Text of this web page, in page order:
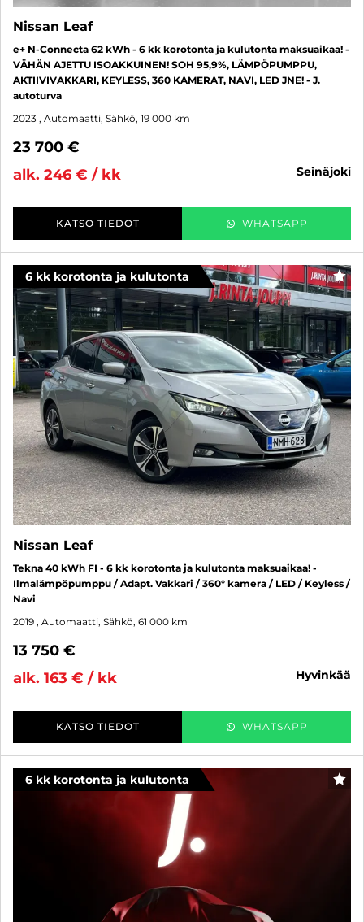
Nissan Leaf
e+ N-Connecta 62 kWh - 6 kk korotonta ja kulutonta maksuaikaa! -
VÄHÄN AJETTU ISOAKKUINEN! SOH 95,9%, LÄMPÖPUMPPU,
AKTIIVIVAKKARI, KEYLESS, 360 KAMERAT, NAVI, LED JNE! - J.
autoturva
2023 , Automaatti, Sähkö, 19 000 km
23 700 €
alk. 246 € / kk
seinäjoki
KATSO TIEDOT WHATSAPP
6 kk korotonta ja kulutonta
Nissan Leaf
Tekna 40 kWh FI - 6 kk korotonta ja kulutonta maksuaikaa! -
Ilmalämpöpumppu / Adapt. Vakkari / 360° kamera / LED / Keyless /
Navi
2019 , Automaatti, Sähkö, 61 000 km
13 750 €
alk. 163 € / kk
hyvinkää
KATSO TIEDOT WHATSAPP
6 kk korotonta ja kulutonta